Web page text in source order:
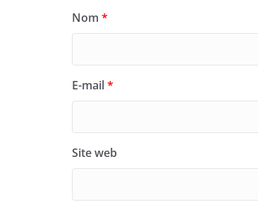
Nom *
E-mail*
Site web